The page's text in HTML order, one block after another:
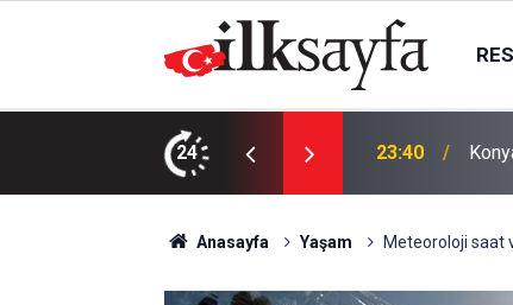
24
kavga: 4 yaralı 23:09
Anasayfa Yaşam Meteoroloji saat